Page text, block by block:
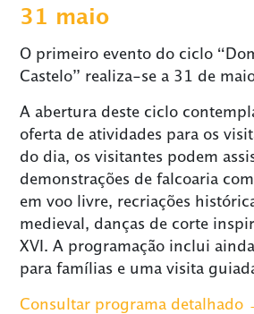
31 maio
O primeiro evento do ciclo
Castelo” realiza-se a 31 de
A abertura deste ciclo
oferta de atividades para os
do dia, os visitantes podem
demonstrações de falcoaria
em voo livre, recriações
medieval, danças de corte
XVI. A programação inclui
para famílias e uma visita
Consultar programa detalhado